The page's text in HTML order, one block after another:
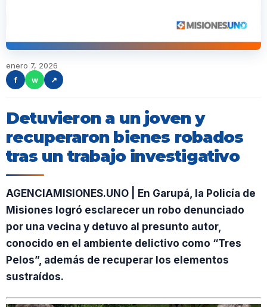
enero 7, 2026
f
w ↗
Detuvieron a un joven y
recuperaron bienes robados
tras un trabajo investigativo
AGENCIAMISIONES.UNO | En Garupá, la Policía de
Misiones logró esclarecer un robo denunciado
por una vecina y detuvo al presunto autor,
conocido en el ambiente delictivo como “Tres
Pelos”, además de recuperar los elementos
sustraídos.